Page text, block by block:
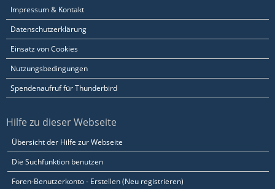
Impressum & Kontakt
Datenschutzerklärung
Einsatz von Cookies
Nutzungsbedingungen
Spendenaufruf für Thunderbird
Hilfe zu dieser Webseite
Übersicht der Hilfe zur Webseite
Die Suchfunktion benutzen
Foren-Benutzerkonto - Erstellen (Neu registrieren)